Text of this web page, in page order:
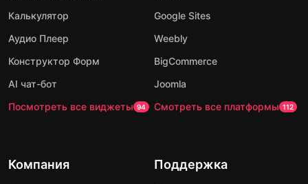
Калькулятор
Аудио Плеер
Конструктор Форм
AI чат-бот
Посмотреть все виджеты 94
Google Sites
Weebly
BigCommerce
Joomla
Смотреть все платформы 112
Компания Поддержка